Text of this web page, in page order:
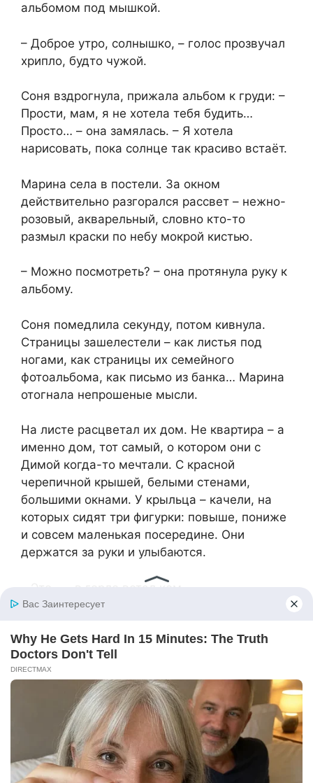
альбомом под мышкой.
– Доброе утро, солнышко, – голос прозвучал
хрипло, будто чужой.
Соня вздрогнула, прижала альбом к груди: –
Прости, мам, я не хотела тебя будить…
Просто… – она замялась. – Я хотела
нарисовать, пока солнце так красиво встаёт.
Марина села в постели. За окном
действительно разгорался рассвет – нежно-
розовый, акварельный, словно кто-то
размыл краски по небу мокрой кистью.
– Можно посмотреть? – она протянула руку к
альбому.
Соня помедлила секунду, потом кивнула.
Страницы зашелестели – как листья под
ногами, как страницы их семейного
фотоальбома, как письмо из банка… Марина
отогнала непрошеные мысли.
На листе расцветал их дом. Не квартира – а
именно дом, тот самый, о котором они с
Димой когда-то мечтали. С красной
черепичной крышей, белыми стенами,
большими окнами. У крыльца – качели, на
которых сидят три фигурки: повыше, пониже
и совсем маленькая посередине. Они
держатся за руки и улыбаются.
были. И какими можем быть снова. Правда
же, мам?
Марина притянула дочь к себе, уткнулась
носом в макушку, пахнущую яблочным
шампунем. На бумагу упала слеза,
расплылась акварельным пятном.